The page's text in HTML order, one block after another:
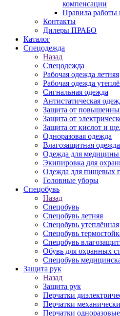
компенсации
Правила работы
Контакты
Дилеры ПРАБО
Каталог
Спецодежда
Назад
Спецодежда
Рабочая одежда летняя
Рабочая одежда
Сигнальная одежда
Антистатическая
Защита от
Защита от
Защита от кислот и
Одноразовая одежда
Влагозащитная одежда
Одежда для медицины
Экипировка для
Одежда для пищевых
Головные уборы
Спецобувь
Назад
Спецобувь
Спецобувь летняя
Спецобувь утеплённая
Спецобувь
Спецобувь
Обувь для охранных
Спецобувь
Защита рук
Назад
Защита рук
Перчатки
Перчатки
Перчатки одноразовые